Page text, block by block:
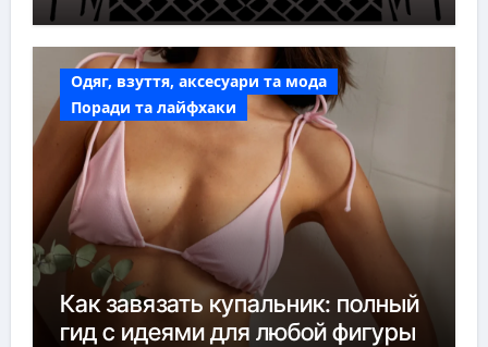
Одяг, взуття, аксесуари та мода
Поради та лайфхаки
Как завязать купальник: полный
гид с идеями для любой фигуры